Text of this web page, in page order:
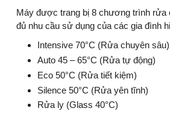
Máy được trang bị 8 chương trình rửa
đủ nhu cầu sử dụng của các gia đình
Intensive 70°C (Rửa chuyên sâu)
Auto 45 – 65°C (Rửa tự động)
Eco 50°C (Rửa tiết kiệm)
Silence 50°C (Rửa yên tĩnh)
Rửa ly (Glass 40°C)